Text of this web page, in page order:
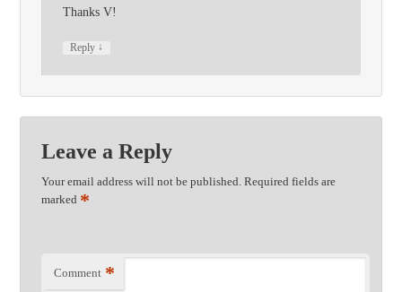
Thanks V!
Reply ↓
Leave a Reply
Your email address will not be published. Required fields are
marked *
Comment *